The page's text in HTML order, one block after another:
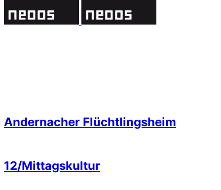
Andernacher Flüchtlingsheim
12/Mittagskultur